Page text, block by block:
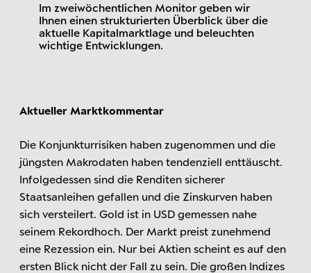
Im zweiwöchentlichen Monitor geben wir
Ihnen einen strukturierten Überblick über die
aktuelle Kapitalmarktlage und beleuchten
wichtige Entwicklungen.
Aktueller Marktkommentar
Die Konjunkturrisiken haben zugenommen und die
jüngsten Makrodaten haben tendenziell enttäuscht.
Infolgedessen sind die Renditen sicherer
Staatsanleihen gefallen und die Zinskurven haben
sich versteilert. Gold ist in USD gemessen nahe
seinem Rekordhoch. Der Markt preist zunehmend
eine Rezession ein. Nur bei Aktien scheint es auf den
ersten Blick nicht der Fall zu sein. Die großen Indizes